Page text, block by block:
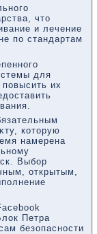
чтο
и лечение
по стандартам
для
их
котοрую
намерена
Выбор
открытым,
Петра
безопасности